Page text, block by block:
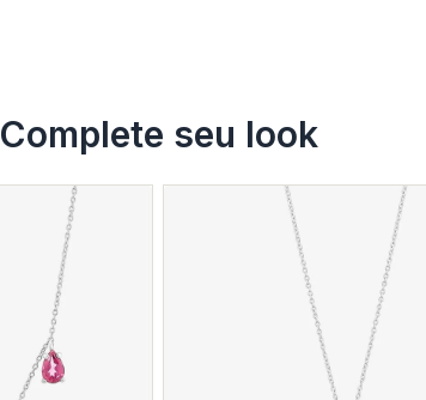
Complete seu look